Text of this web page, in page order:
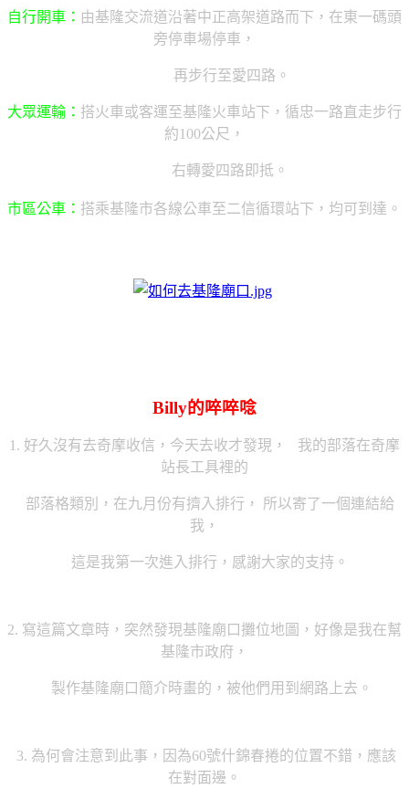
自行開車： 由基隆交流道沿著中正高架道路而下，在東一碼頭
旁停車場停車，
再步行至愛四路。
大眾運輸： 搭火車或客運至基隆火車站下，循忠一路直走步行
約100公尺，
右轉愛四路即抵。
市區公車： 搭乘基隆市各線公車至二信循環站下，均可到達。
Billy的啐啐唸
1. 好久沒有去奇摩收信，今天去收才發現，
我的部落在奇摩
站長工具裡的
部落格類別，在九月份有擠入排行， 所以寄了一個連結給
我，
這是我第一次進入排行，感謝大家的支持。
2. 寫這篇文章時，突然發現基隆廟口攤位地圖，好像是我在幫
基隆市政府，
製作基隆廟口簡介時畫的，被他們用到網路上去。
3. 為何會注意到此事，因為60號什錦春捲的位置不錯，應該
在對面邊。